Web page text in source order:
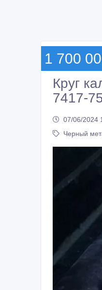
1 700
Круг
7417-
07/06/2024
Черный